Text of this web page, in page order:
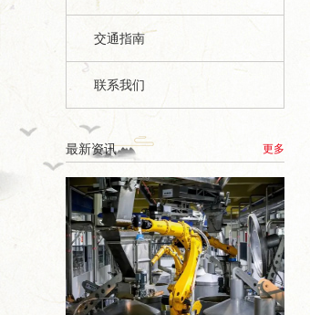
交通指南
联系我们
最新资讯 更多